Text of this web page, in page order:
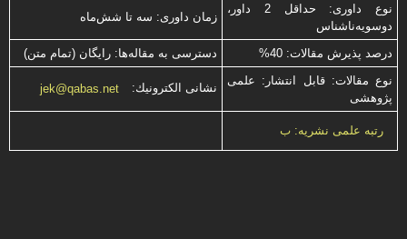
نوع داوری: حداقل 2 داور،
دوسویه‌ناشناس
زمان داوری: سه تا شش‌ماه
درصد پذیرش مقالات: 40%
دسترسی به مقاله‌ها: رایگان (تمام متن)
نوع مقالات: قابل انتشار: علمی
پژوهشی
نشانی الكترونیك: jek@qabas.net
رتبه علمی نشریه: ب